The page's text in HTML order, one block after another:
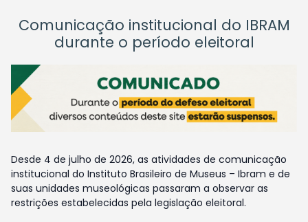
Comunicação institucional do IBRAM
durante o período eleitoral
Desde 4 de julho de 2026, as atividades de comunicação
institucional do Instituto Brasileiro de Museus – Ibram e de
suas unidades museológicas passaram a observar as
restrições estabelecidas pela legislação eleitoral.